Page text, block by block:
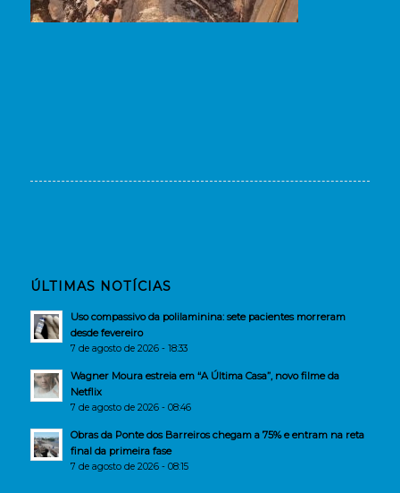
ÚLTIMAS NOTÍCIAS
Uso compassivo da polilaminina: sete pacientes morreram
desde fevereiro
7 de agosto de 2026 - 18:33
Wagner Moura estreia em “A Última Casa”, novo filme da
Netflix
7 de agosto de 2026 - 08:46
Obras da Ponte dos Barreiros chegam a 75% e entram na reta
final da primeira fase
7 de agosto de 2026 - 08:15